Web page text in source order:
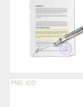
PNG ICO